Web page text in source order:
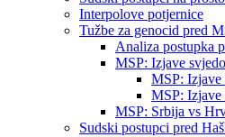
Interpolove potjernice
Tužbe za genocid pred
Analiza postupka
MSP: Izjave
MSP: Izjave
MSP: Izjave
MSP: Srbija vs
Sudski postupci pred